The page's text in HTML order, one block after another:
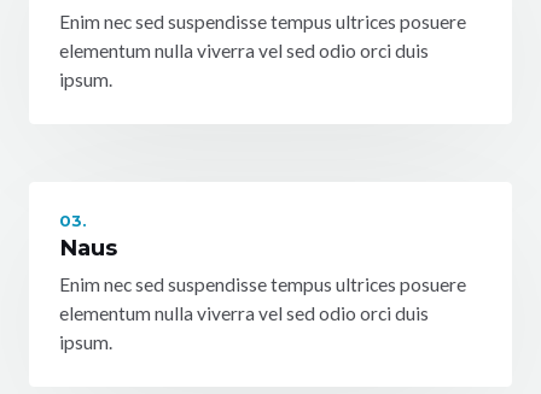
Enim nec sed suspendisse tempus ultrices posuere
elementum nulla viverra vel sed odio orci duis
ipsum.
03.
Naus
Enim nec sed suspendisse tempus ultrices posuere
elementum nulla viverra vel sed odio orci duis
ipsum.